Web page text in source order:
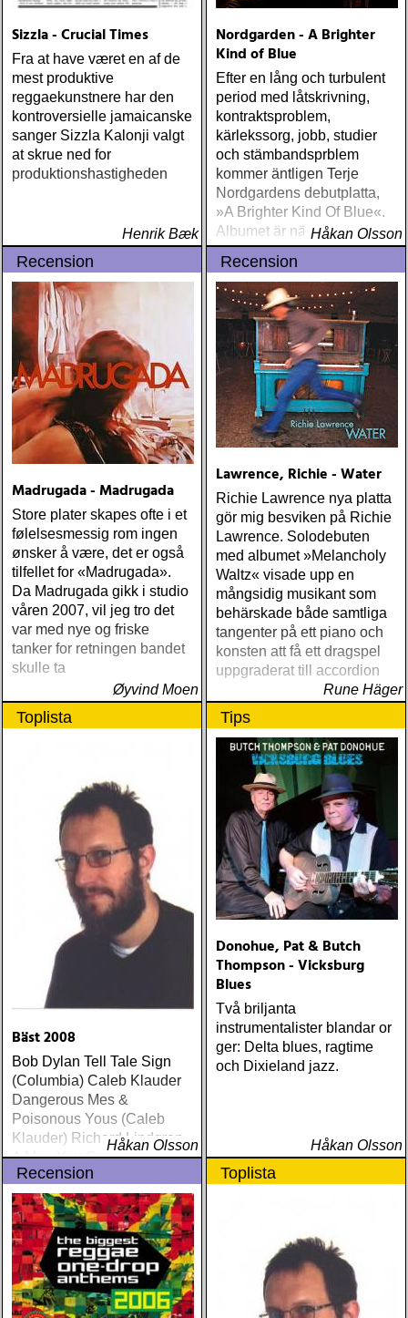
Sizzla - Crucial Times
Fra at have været en af de
mest produktive
reggaekunstnere har den
kontroversielle jamaicanske
sanger Sizzla Kalonji valgt
at skrue ned for
produktionshastigheden
Henrik Bæk
Nordgarden - A Brighter
Kind of Blue
Efter en lång och turbulent
period med låtskrivning,
kontraktsproblem,
kärlekssorg, jobb, studier
och stämbandsprblem
kommer äntligen Terje
Nordgardens debutplatta,
»A Brighter Kind Of Blue«.
Albumet är nära, enkelt och
ärligt och handlar om
upplevelser och historier
från en ung mans liv
Håkan Olsson
Recension
Madrugada - Madrugada
Store plater skapes ofte i et
følelsesmessig rom ingen
ønsker å være, det er også
tilfellet for «Madrugada».
Da Madrugada gikk i studio
våren 2007, vil jeg tro det
var med nye og friske
tanker for retningen bandet
skulle ta
Øyvind Moen
Recension
Lawrence, Richie - Water
Richie Lawrence nya platta
gör mig besviken på Richie
Lawrence. Solodebuten
med albumet »Melancholy
Waltz« visade upp en
mångsidig musikant som
behärskade både samtliga
tangenter på ett piano och
konsten att få ett dragspel
uppgraderat till accordion
Rune Häger
Toplista
Bäst 2008
Bob Dylan Tell Tale Sign
(Columbia) Caleb Klauder
Dangerous Mes &
Poisonous Yous (Caleb
Klauder) Richard Lindgren
A Man You Can Hate
(Rootsy
Håkan Olsson
Tips
Donohue, Pat & Butch
Thompson - Vicksburg
Blues
Två briljanta
instrumentalister blandar or
ger: Delta blues, ragtime
och Dixieland jazz.
Håkan Olsson
Recension Toplista